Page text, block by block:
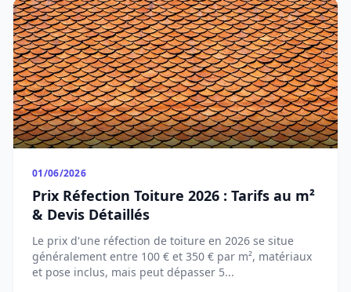
01/06/2026
Prix Réfection Toiture 2026 : Tarifs au m²
& Devis Détaillés
Le prix d'une réfection de toiture en 2026 se situe
généralement entre 100 € et 350 € par m², matériaux
et pose inclus, mais peut dépasser 5...